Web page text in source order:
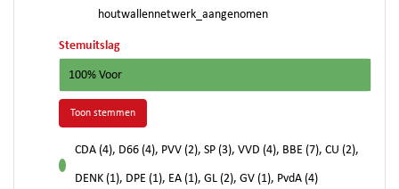
houtwallennetwerk_aangenomen
Stemuitslag
100% Voor
Toon stemmen
voor
CDA (4), D66 (4), PVV (2), SP (3), VVD (4), BBE (7), CU (2),
DENK (1), DPE (1), EA (1), GL (2), GV (1), PvdA (4)